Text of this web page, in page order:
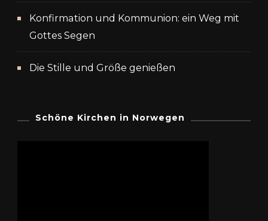
Konfirmation und Kommunion: ein Weg mit
Gottes Segen
Die Stille und Größe genießen
Schöne Kirchen in Norwegen